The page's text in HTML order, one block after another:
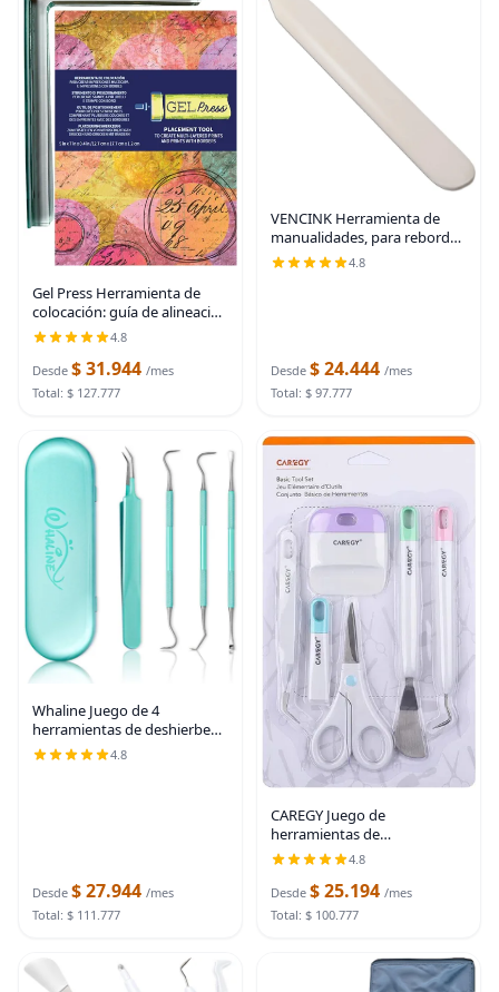
Gel Press Herramienta de
colocación: guía de alineación
de precisión para impresión
en gel, impresiones
repetibles en capas, fácil
posicionamiento
4.8
Desde $ 31.944 /mes
Total: $ 127.777
VENCINK Herramienta de
manualidades, para reborde
de papel, plegable, hueso
original, para bricolaje, piel,
4.8
Desde $ 24.444 /mes
Total: $ 97.777
Whaline Juego de 4
herramientas de deshierbe
de vinilo de acero inoxidable
de precisión con estuche,
4.8
Desde $ 27.944 /mes
Total: $ 111.777
CAREGY Juego de
herramientas de
desmalezado de vinilo para
manualidades, kit de
herramientas de vinilo de
precisión, kits de deshierba
4.8
Desde $ 25.194 /mes
Total: $ 100.777